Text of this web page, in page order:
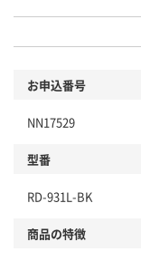
お申込番号
NN17529
型番
RD-931L-BK
商品の特徴